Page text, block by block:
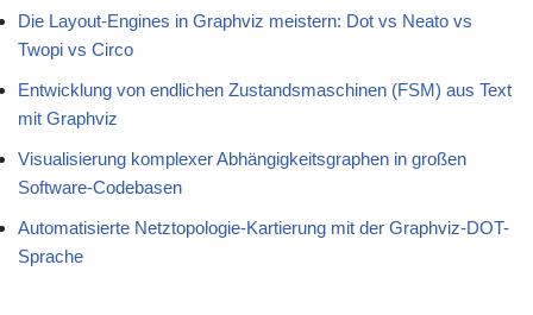
Die Layout-Engines in Graphviz meistern: Dot vs Neato vs
Twopi vs Circo
Entwicklung von endlichen Zustandsmaschinen (FSM) aus Text
mit Graphviz
Visualisierung komplexer Abhängigkeitsgraphen in großen
Software-Codebasen
Automatisierte Netztopologie-Kartierung mit der Graphviz-DOT-
Sprache